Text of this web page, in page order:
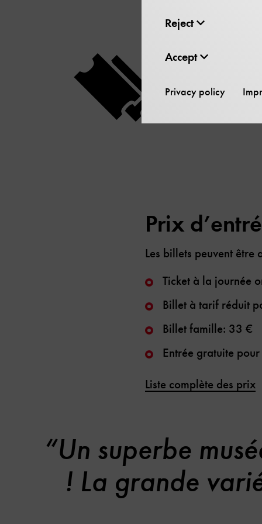
Prix
Les billets peuvent être
Ticket à la journée
Billet à tarif réduit
Billet famille: 33 €
Entrée gratuite
Liste complète des prix
“Un superbe
! La grande
Reject
Accept
Privacy policy